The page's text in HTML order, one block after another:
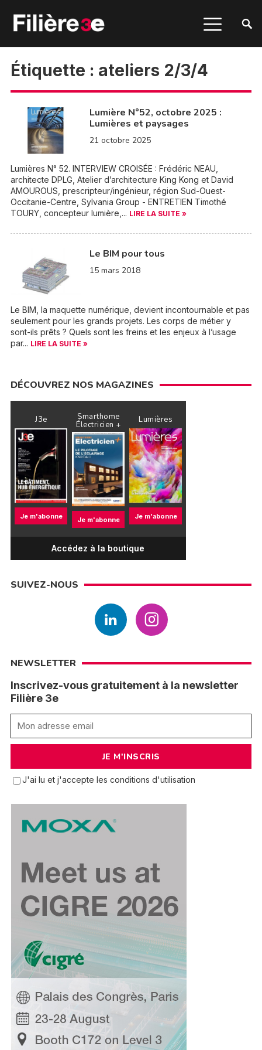
Étiquette : ateliers 2/3/4
Lumière N°52, octobre 2025 :
Lumières et paysages
21 octobre 2025
Lumières N° 52. INTERVIEW CROISÉE : Frédéric NEAU,
architecte DPLG, Atelier d’architecture King Kong et David
AMOUROUS, prescripteur/ingénieur, région Sud-Ouest-
Occitanie-Centre, Sylvania Group - ENTRETIEN Timothé
TOURY, concepteur lumière,... LIRE LA SUITE »
Le BIM pour tous
15 mars 2018
Le BIM, la maquette numérique, devient incontournable et pas
seulement pour les grands projets. Les corps de métier y
sont-ils prêts ? Quels sont les freins et les enjeux à l’usage
par... LIRE LA SUITE »
DÉCOUVREZ NOS MAGAZINES
J3e
Je m'abonne
Smarthome
Électricien +
Je m'abonne
Lumières
Je m'abonne
Accédez à la boutique
SUIVEZ-NOUS
NEWSLETTER
Inscrivez-vous gratuitement à la newsletter
Filière 3e
J'ai lu et j'accepte les conditions d'utilisation